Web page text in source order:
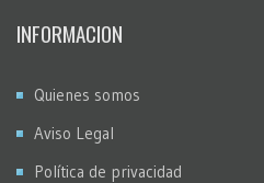
INFORMACION
Quienes somos
Aviso Legal
Política de privacidad